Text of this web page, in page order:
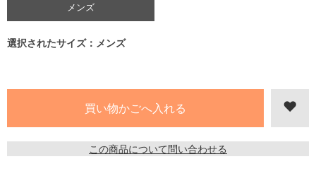
メンズ
選択されたサイズ：メンズ
この商品について問い合わせる